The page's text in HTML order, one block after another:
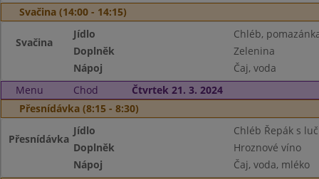
Svačina (14:00 - 14:15)
Svačina
Jídlo
Chléb,
Doplněk
Zelenina
Nápoj
Čaj, voda
Menu
Chod
Čtvrtek 21. 3. 2024
Přesnídávka (8:15 - 8:30)
Přesnídávka
Jídlo
Chléb Řepák s
Doplněk
Hroznové víno
Nápoj
Čaj, voda, mléko